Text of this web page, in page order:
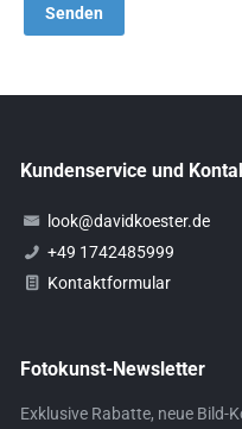
Kundenservice und
look@davidkoester.de
+49 1742485999
Kontaktformular
Fotokunst-Newsletter
Exklusive Rabatte, neue Bild-